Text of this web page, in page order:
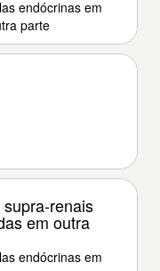
endócrinas em
parte
renais
em outra
endócrinas em